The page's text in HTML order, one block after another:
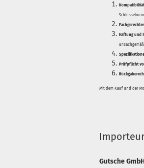
Haftung und
Prüfpflicht
Mit dem Kauf und der
Gutsche